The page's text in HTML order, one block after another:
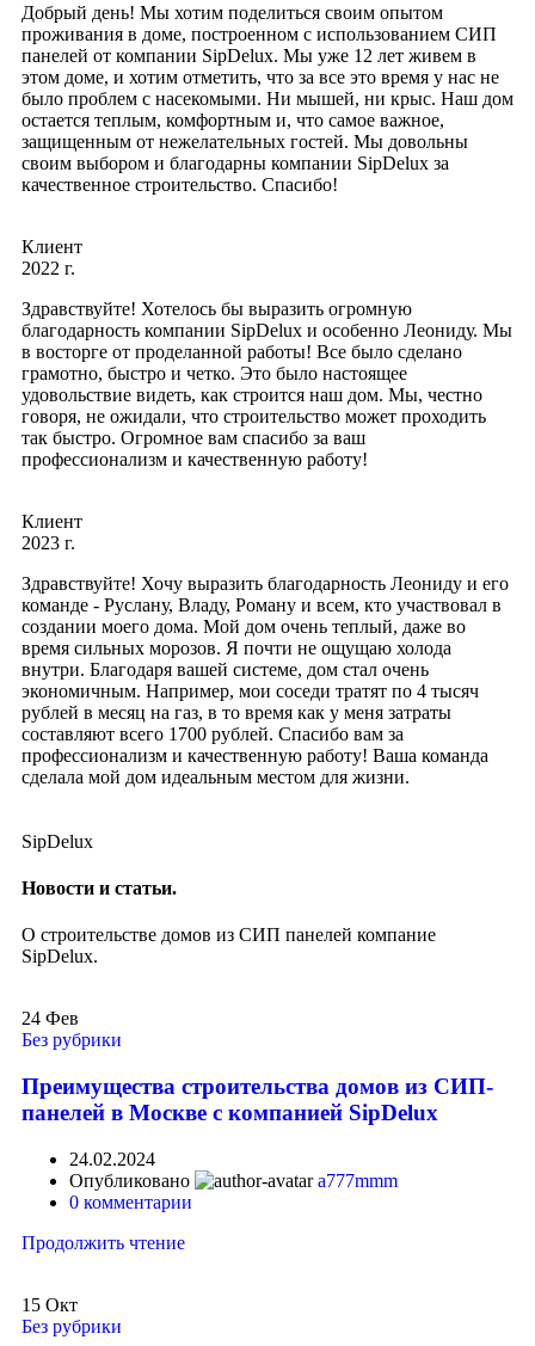
Добрый день! Мы хотим поделиться своим опытом
проживания в доме, построенном с использованием СИП
панелей от компании SipDelux. Мы уже 12 лет живем в
этом доме, и хотим отметить, что за все это время у нас не
было проблем с насекомыми. Ни мышей, ни крыс. Наш дом
остается теплым, комфортным и, что самое важное,
защищенным от нежелательных гостей. Мы довольны
своим выбором и благодарны компании SipDelux за
качественное строительство. Спасибо!
Клиент
2022 г.
Здравствуйте! Хотелось бы выразить огромную
благодарность компании SipDelux и особенно Леониду. Мы
в восторге от проделанной работы! Все было сделано
грамотно, быстро и четко. Это было настоящее
удовольствие видеть, как строится наш дом. Мы, честно
говоря, не ожидали, что строительство может проходить
так быстро. Огромное вам спасибо за ваш
профессионализм и качественную работу!
Клиент
2023 г.
Здравствуйте! Хочу выразить благодарность Леониду и его
команде - Руслану, Владу, Роману и всем, кто участвовал в
создании моего дома. Мой дом очень теплый, даже во
время сильных морозов. Я почти не ощущаю холода
внутри. Благодаря вашей системе, дом стал очень
экономичным. Например, мои соседи тратят по 4 тысяч
рублей в месяц на газ, в то время как у меня затраты
составляют всего 1700 рублей. Спасибо вам за
профессионализм и качественную работу! Ваша команда
сделала мой дом идеальным местом для жизни.
SipDelux
Новости и статьи.
О строительстве домов из СИП панелей компание
SipDelux.
24 Фев
Без рубрики
Преимущества строительства домов из СИП-
панелей в Москве с компанией SipDelux
24.02.2024
Опубликовано
a777mmm
0 комментарии
Продолжить чтение
15 Окт
Без рубрики